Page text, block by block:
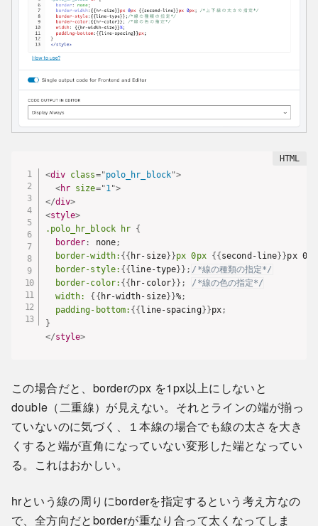
<div class="polo_hr_block">
<hr size="1">
</div>
<style>
.polo_hr_block hr {
border : none;
border-width: { { hr-size} }px 0px { { second-line} }px 0px
border-style: { { line-type} } ; /*線の種類の指定*/
border-color: { { hr-color} } ;
/*線の色の指定*/
width:
{ { hr-width-size} }%;
padding-bottom: { { line-spacing} }px;
}
</style>
この場合だと、borderのpx を1px以上にしないと
double（二重線）が見えない。それとラインの端が揃っ
ていないのに気づく、１本線の場合でも線の太さを大き
くすると端が直角になっていない変形した端となってい
る。これはおかしい。
hrという線の周りにborderを指定するという考え方なの
で、全方向だとborderが重なり合って太くなってしま